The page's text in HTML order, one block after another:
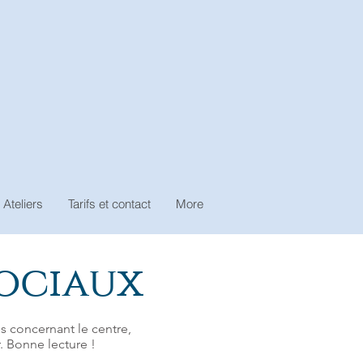
Tarifs et contact More
concernant le centre,
Bonne lecture !